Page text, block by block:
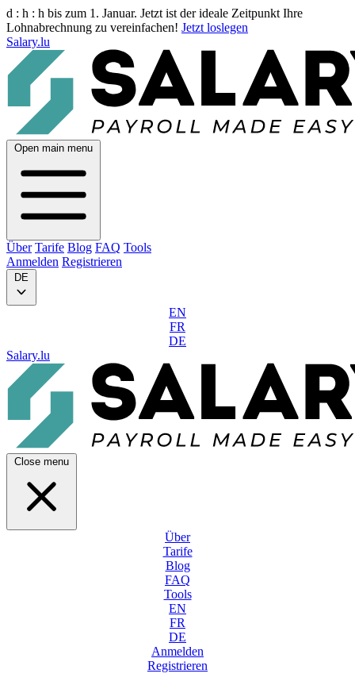
d : h : h bis zum 1. Januar. Jetzt ist der ideale Zeitpunkt Ihre
Lohnabrechnung zu vereinfachen! Jetzt loslegen
Salary.lu
Open main menu
Über Tarife Blog FAQ Tools
Anmelden Registrieren
DE
EN
FR
DE
Salary.lu
Close menu
Über
Tarife
Blog
FAQ
Tools
EN
FR
DE
Anmelden
Registrieren